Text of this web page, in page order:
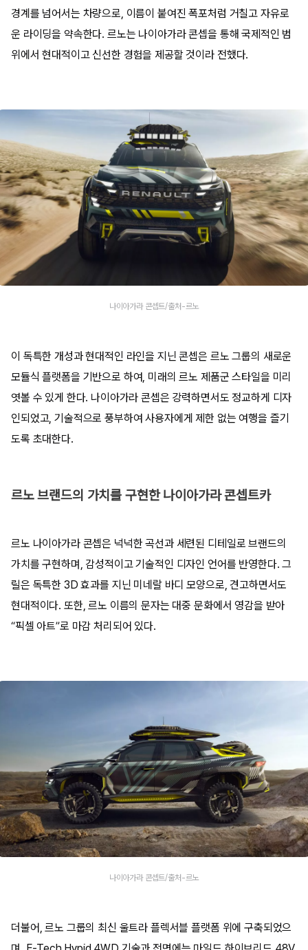
경계를 넘어서는 차량으로, 이름이 붙여진 폭포처럼 거칠고 자유로
운 라이딩을 약속한다. 르노는 나이아가라 콘셉을 통해 국제적인 범
위에서 현대적이고 신선한 경험을 제공할 것이라 전했다.
나이아가라 콘셉트/출처-르노
이 독특한 개성과 현대적인 라인을 지닌 콘셉은 르노 그룹의 새로운
모듈식 플랫폼을 기반으로 하여, 미래의 르노 제품군 스타일을 미리
엿볼 수 있게 한다. 나이아가라 콘셉은 강력하면서도 정교하게 디자
인되었고, 기술적으로 풍부하여 사용자에게 제한 없는 여행을 즐기
도록 초대한다.
르노 브랜드의 가치를 구현한 나이아가라 콘셉트카
르노 나이아가라 콘셉은 넉넉한 곡선과 세련된 디테일로 브랜드의
가치를 구현하며, 감성적이고 기술적인 디자인 언어를 반영한다. 그
릴은 독특한 3D 효과를 지닌 미네랄 바디 모양으로, 견고하면서도
현대적이다. 또한, 르노 이름의 문자는 대중 문화에서 영감을 받아
“픽셀 아트”로 마감 처리되어 있다.
나이아가라 콘셉트/출처-르노
더불어, 르노 그룹의 최신 울트라 플렉서블 플랫폼 위에 구축되었으